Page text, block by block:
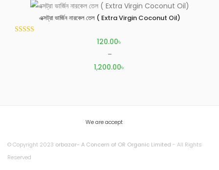
এক্সট্রা ভার্জিন নারকেল তেল ( Extra Virgin Coconut Oil)
120.00৳
–
1,200.00৳
We are accept
© Copyright 2023 orbazar- A Concern of OR Organic Limited - All Rights
Reserved